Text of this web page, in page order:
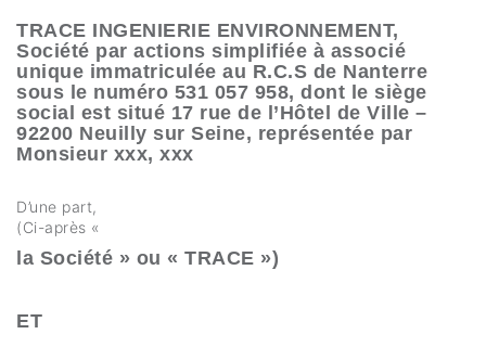
TRACE INGENIERIE ENVIRONNEMENT,
Société par actions simplifiée à associé
unique immatriculée au R.C.S de Nanterre
sous le numéro 531 057 958, dont le siège
social est situé 17 rue de l’Hôtel de Ville –
92200 Neuilly sur Seine, représentée par
Monsieur xxx, xxx
D’une part,
(Ci-après «
la Société » ou « TRACE »)
ET